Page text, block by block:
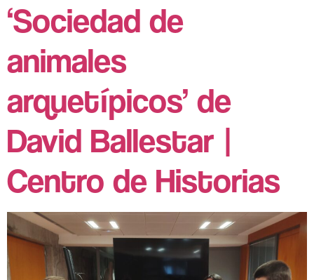
‘Sociedad de
animales
arquetípicos’ de
David Ballestar |
Centro de Historias